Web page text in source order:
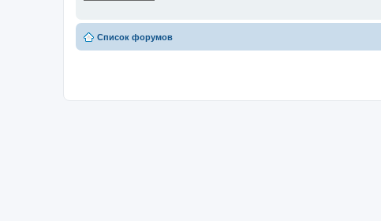
Список форумов